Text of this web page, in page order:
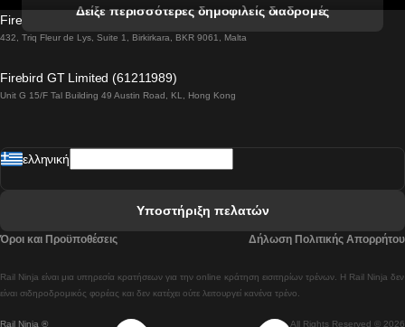
Βιέννη προς Σάλτσμπουργκ Τρένα
Βουδαπέστη προς Πράγα Tρένο
Λισαβόνα προς Λάγος Tρένο
Δείξε περισσότερες δημοφιλείς διαδρομές
Firebird GT Limited (OC 1451)
432, Triq Fleur de Lys, Suite 1, Birkirkara, BKR 9061, Malta
Firebird GT Limited (61211989)
Unit G 15/F Tal Building 49 Austin Road, KL, Hong Kong
Rail Ninja ® All Rights Reserved © 2026
Rail Ninja είναι μια υπηρεσία κρατήσεων για την online κράτηση εισιτηρίων τρένων. Η Rail Ninja δεν
είναι σιδηροδρομικός φορέας και δεν κατέχει ούτε λειτουργεί κανένα τρένο.
ελληνική
Υποστήριξη πελατών
Όροι και Προϋποθέσεις Δήλωση Πολιτικής Απορρήτου